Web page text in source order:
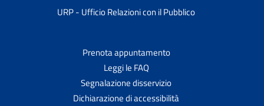
URP - Ufficio Relazioni con il Pubblico
Prenota appuntamento
Leggi le FAQ
Segnalazione disservizio
Dichiarazione di accessibilità